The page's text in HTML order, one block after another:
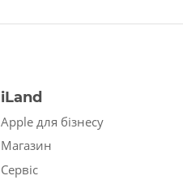
iLand
Apple для бізнесу
Магазин
Сервіс